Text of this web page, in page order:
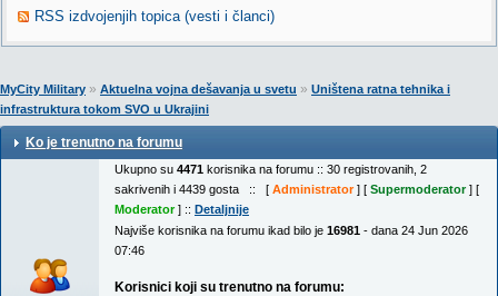
RSS izdvojenjih topica (vesti i članci)
MyCity Military » Aktuelna vojna dešavanja u svetu » Uništena ratna tehnika i
infrastruktura tokom SVO u Ukrajini
Ko je trenutno na forumu
Ukupno su 4471 korisnika na forumu :: 30 registrovanih, 2
sakrivenih i 4439 gosta :: [ Administrator] [ Supermoderator] [
Moderator] :: Detaljnije
Najviše korisnika na forumu ikad bilo je 16981 - dana 24 Jun 2026
07:46
Korisnici koji su trenutno na forumu: